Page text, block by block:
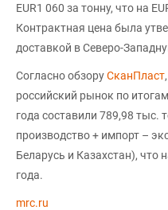
EUR1 060 за тонну, что на
Контрактная цена была
доставкой в Северо-
Согласно обзоруСканПласт
российский рынок по
года составили 789,98 тыс.
производство + импорт –
Беларусь и Казахстан), что
года.
mrc.ru